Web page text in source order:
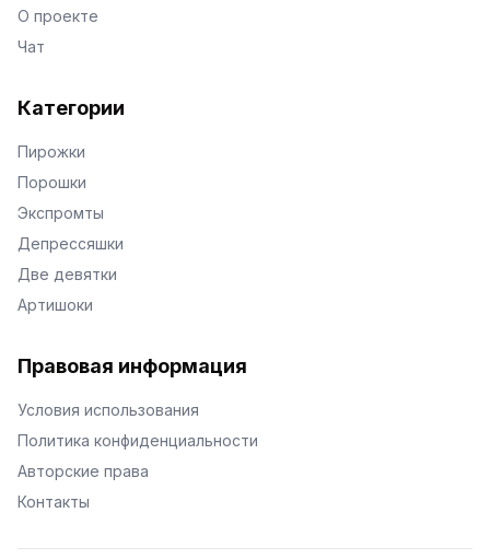
О проекте
Чат
Категории
Пирожки
Порошки
Экспромты
Депрессяшки
Две девятки
Артишоки
Правовая информация
Условия использования
Политика конфиденциальности
Авторские права
Контакты